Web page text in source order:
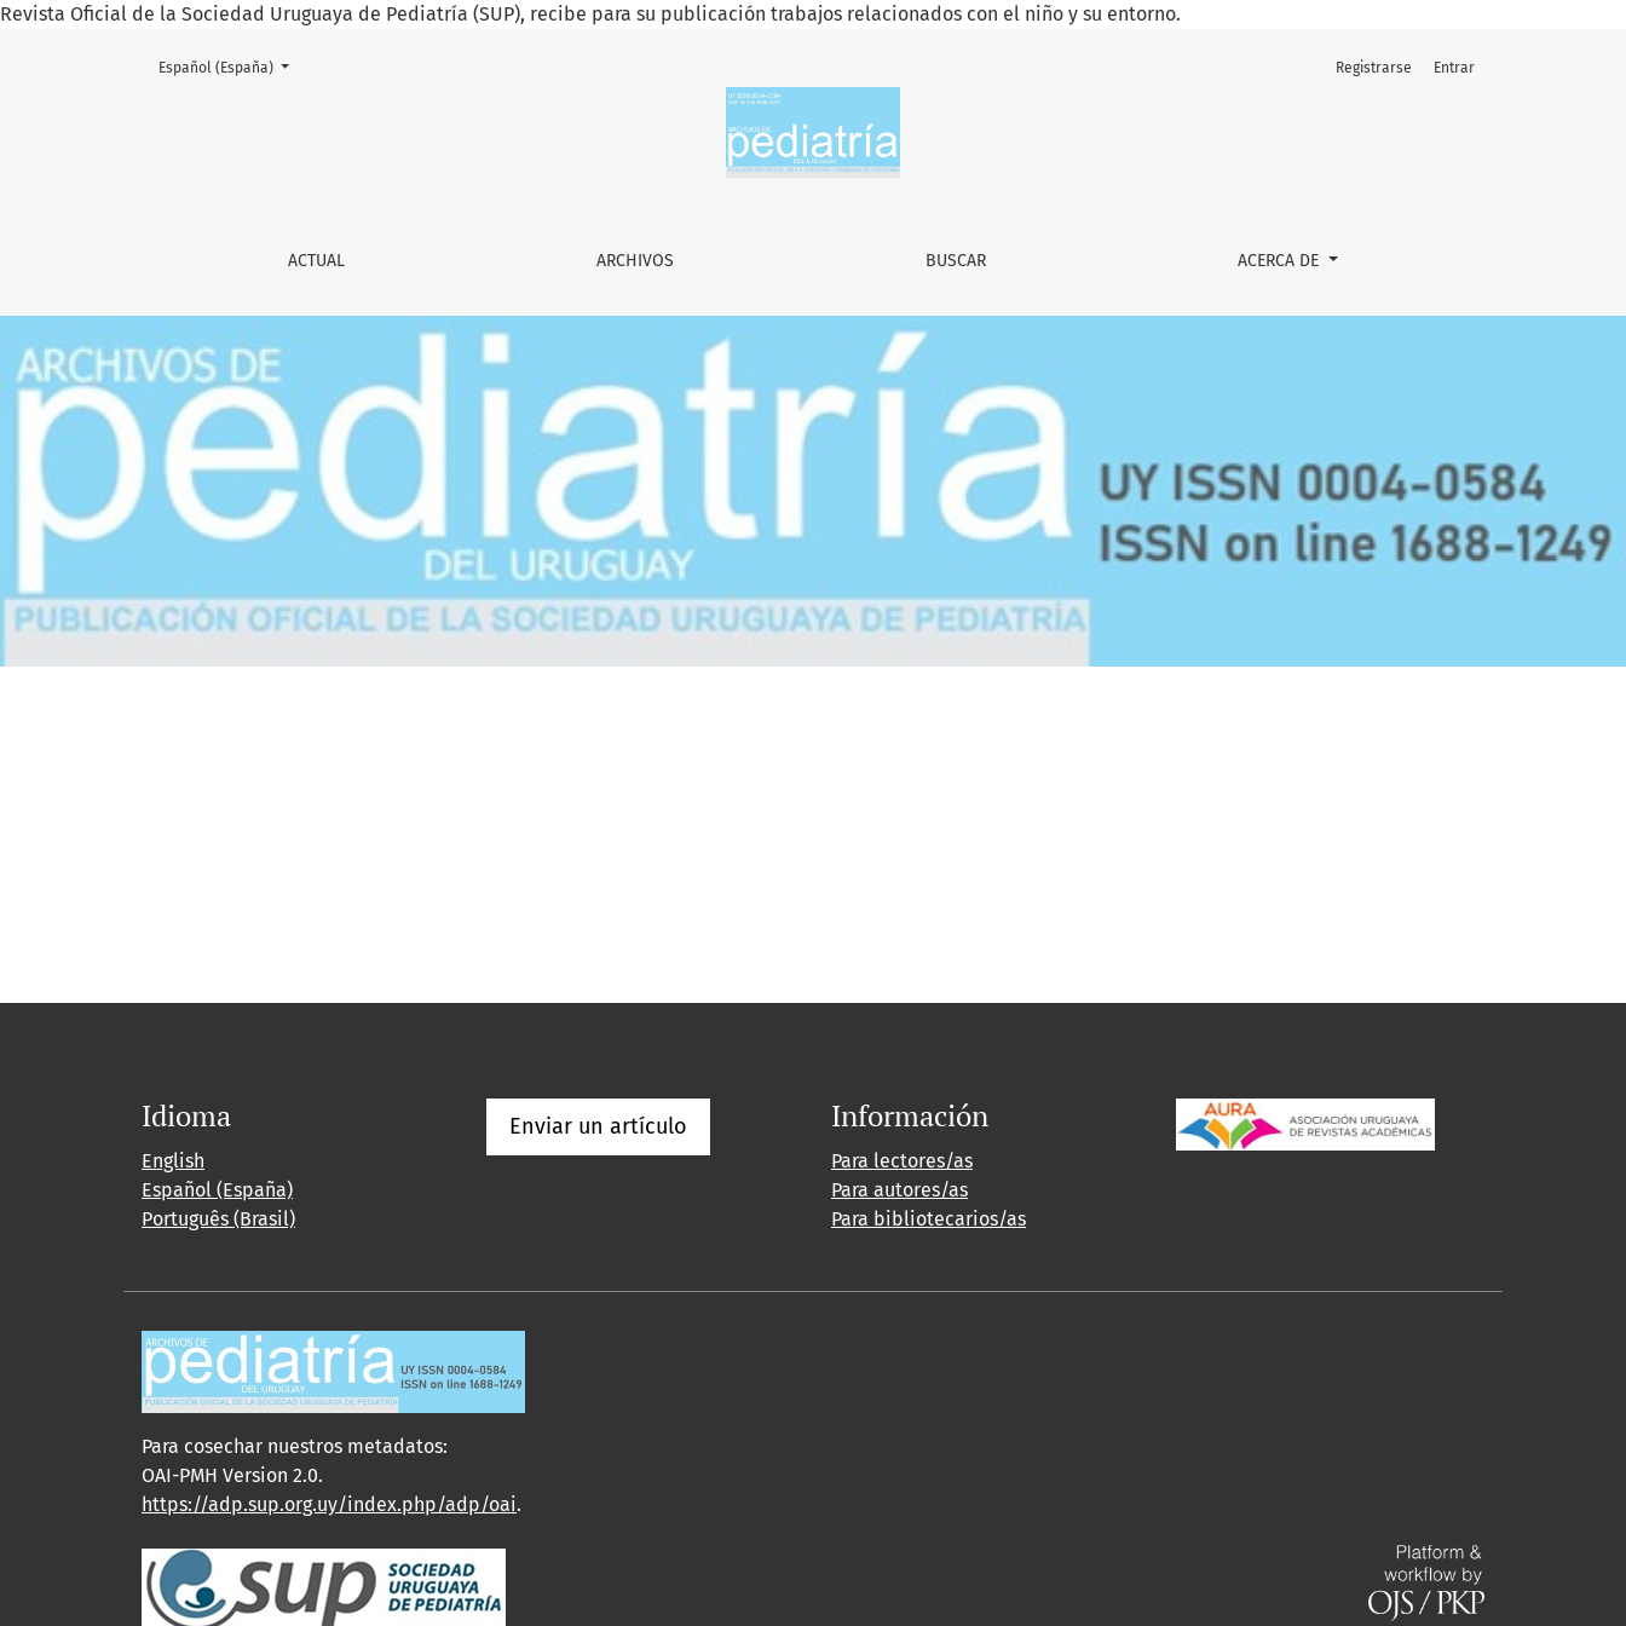
Revista Oficial de la Sociedad Uruguaya de Pediatría (SUP), recibe para su publicación trabajos relacionados con el niño y su entorno.
Archivos de Pediatría del Uruguay
ACTUAL ARCHIVOS BUSCAR ACERCA DE
Registrarse Entrar
Cambiar el idioma. El actual es:
Español (España)
Idioma
English
Español (España)
Português (Brasil)
Enviar un artículo Información
Para lectores/as
Para autores/as
Para bibliotecarios/as
Para cosechar nuestros metadatos:
OAI-PMH Version 2.0.
https://adp.sup.org.uy/index.php/adp/oai.